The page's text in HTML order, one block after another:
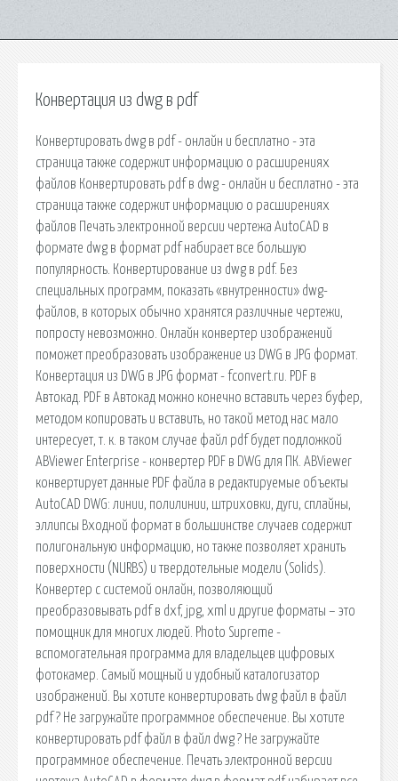
Конвертация из dwg в pdf
Конвертировать dwg в pdf - онлайн и бесплатно - эта
страница также содержит информацию о расширениях
файлов Конвертировать pdf в dwg - онлайн и бесплатно - эта
страница также содержит информацию о расширениях
файлов Печать электронной версии чертежа AutoCAD в
формате dwg в формат pdf набирает все большую
популярность. Конвертирование из dwg в pdf. Без
специальных программ, показать «внутренности» dwg-
файлов, в которых обычно хранятся различные чертежи,
попросту невозможно. Онлайн конвертер изображений
поможет преобразовать изображение из DWG в JPG формат.
Конвертация из DWG в JPG формат - fconvert.ru. PDF в
Автокад. PDF в Автокад можно конечно вставить через буфер,
методом копировать и вставить, но такой метод нас мало
интересует, т. к. в таком случае файл pdf будет подложкой
ABViewer Enterprise - конвертер PDF в DWG для ПК. ABViewer
конвертирует данные PDF файла в редактируемые объекты
AutoCAD DWG: линии, полилинии, штриховки, дуги, сплайны,
эллипсы Входной формат в большинстве случаев содержит
полигональную информацию, но также позволяет хранить
поверхности (NURBS) и твердотельные модели (Solids).
Конвертер с системой онлайн, позволяющий
преобразовывать pdf в dxf, jpg, xml и другие форматы – это
помощник для многих людей. Photo Supreme -
вспомогательная программа для владельцев цифровых
фотокамер. Самый мощный и удобный каталогизатор
изображений. Вы хотите конвертировать dwg файл в файл
pdf ? Не загружайте программное обеспечение. Вы хотите
конвертировать pdf файл в файл dwg ? Не загружайте
программное обеспечение. Печать электронной версии